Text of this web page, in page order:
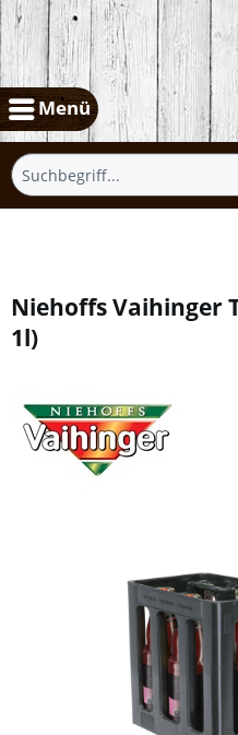
Menü
Niehoffs Vaihinger
1l)